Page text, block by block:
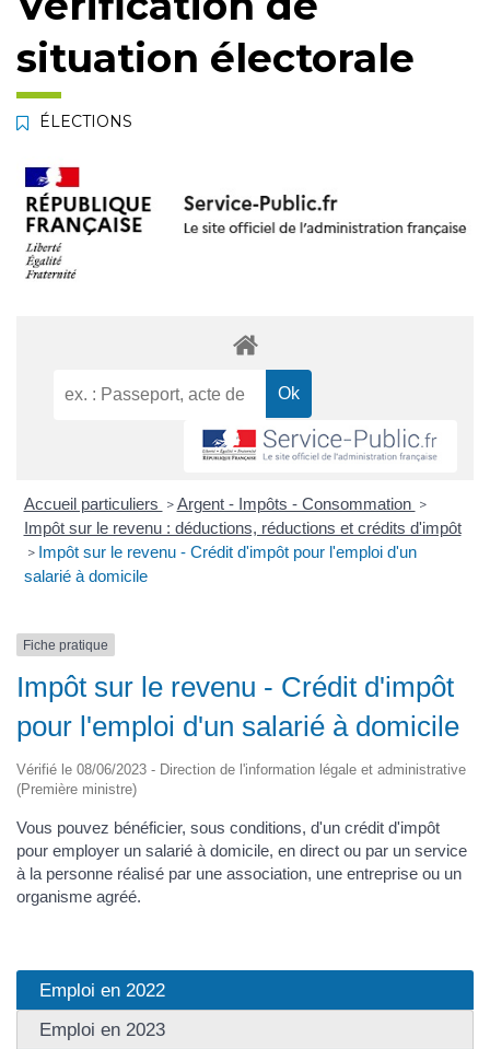
situation électorale
ÉLECTIONS
Accueil particuliers > Argent - Impôts - Consommation >
Impôt sur le revenu : déductions, réductions et crédits d'impôt
> Impôt sur le revenu - Crédit d'impôt pour l'emploi d'un
salarié à domicile
Fiche pratique
Impôt sur le revenu - Crédit d'impôt
pour l'emploi d'un salarié à domicile
Vérifié le 08/06/2023 - Direction de l'information légale et administrative
(Première ministre)
Vous pouvez bénéficier, sous conditions, d'un crédit d'impôt
pour employer un salarié à domicile, en direct ou par un service
à la personne réalisé par une association, une entreprise ou un
organisme agréé.
Emploi en 2022
Emploi en 2023